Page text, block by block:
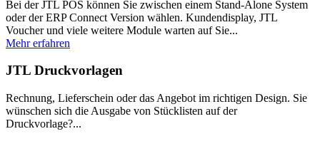
Bei der JTL POS können Sie zwischen einem Stand-Alone System
oder der ERP Connect Version wählen. Kundendisplay, JTL
Voucher und viele weitere Module warten auf Sie...
Mehr erfahren
JTL Druckvorlagen
Rechnung, Lieferschein oder das Angebot im richtigen Design. Sie
wünschen sich die Ausgabe von Stücklisten auf der
Druckvorlage?...